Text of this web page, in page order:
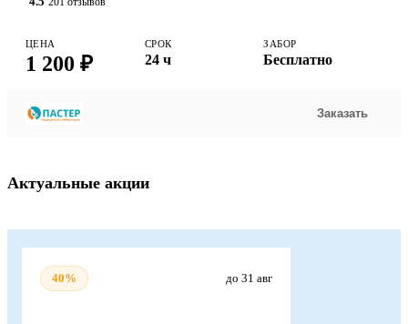
ЦЕНА
1 200 ₽
СРОК
24 ч
ЗАБОР
Бесплатно
Заказать
Актуальные акции
40% до 31 авг